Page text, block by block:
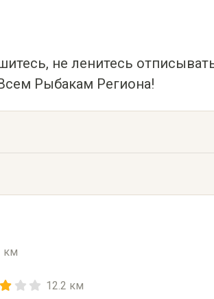
не ленитесь
Рыбакам Региона!
км
12.2 км